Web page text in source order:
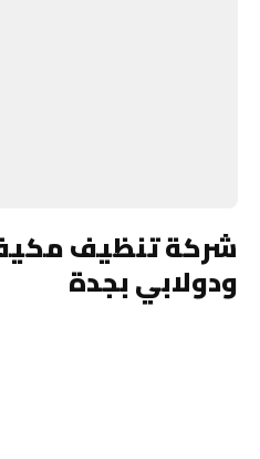
شركة تنظيف
ودولابي بجدة